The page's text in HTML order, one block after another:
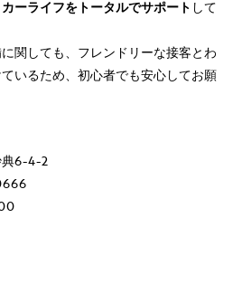
カーライフをトータルでサポート して
関しても、フレンドリーな接客とわ
いるため、初心者でも安心してお願
典6-4-2